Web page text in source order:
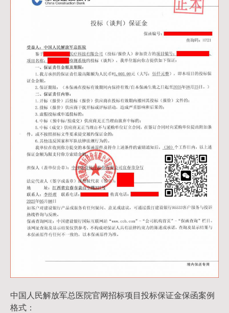
中国人民解放军总医院官网招标项目投标保证金保函案例
格式：